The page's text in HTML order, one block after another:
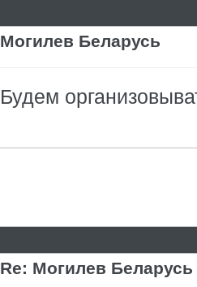
Могилев Беларусь
Будем
Re: Могилев Беларусь